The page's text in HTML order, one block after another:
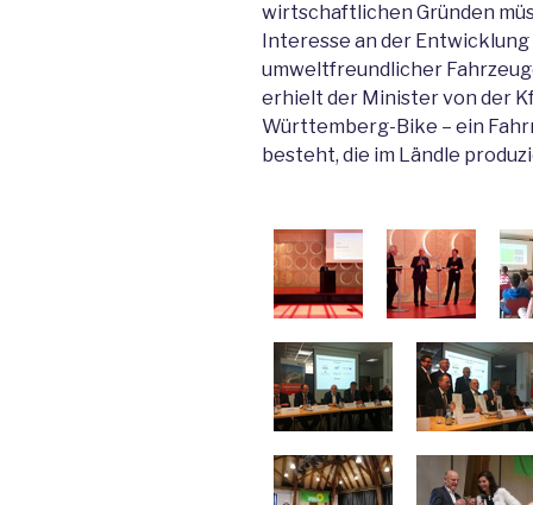
wirtschaftlichen Gründen
Interesse an der
umweltfreundlicher
erhielt der Minister von der
Württemberg-Bike – ein
besteht, die im Ländle